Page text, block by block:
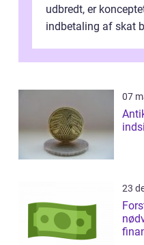
udbredt, er
indbetaling af skat
samfu...
07
23